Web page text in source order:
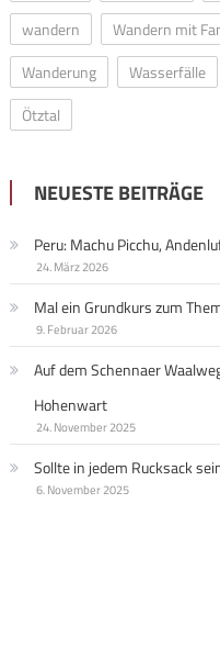
wandern
Wandern mit
Wanderung
Wasserfälle
Ötztal
NEUESTE BEITRÄGE
Peru: Machu Picchu,
24. März 2026
Mal ein Grundkurs zum
9. Februar 2026
Auf dem Schennaer
Hohenwart
24. November 2025
Sollte in jedem Rucksack
6. November 2025